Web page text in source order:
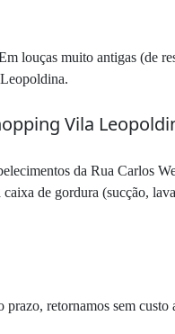
louças muito antigas (de
Vila
da Rua Carlos
de gordura (sucção,
retornamos sem custo